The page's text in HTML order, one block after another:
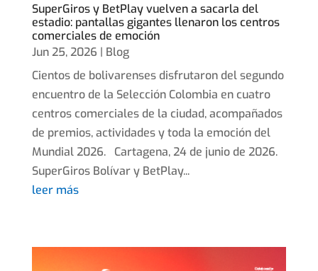
SuperGiros y BetPlay vuelven a sacarla del
estadio: pantallas gigantes llenaron los centros
comerciales de emoción
Jun 25, 2026 | Blog
Cientos de bolivarenses disfrutaron del segundo
encuentro de la Selección Colombia en cuatro
centros comerciales de la ciudad, acompañados
de premios, actividades y toda la emoción del
Mundial 2026. Cartagena, 24 de junio de 2026.
SuperGiros Bolívar y BetPlay...
leer más